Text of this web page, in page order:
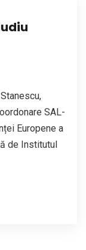
SAL-
Europene a
de Institutul